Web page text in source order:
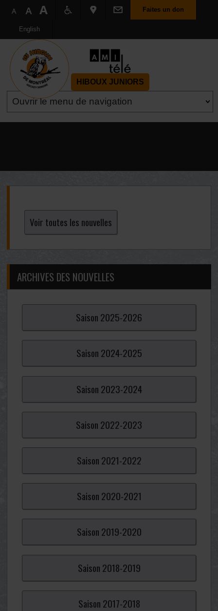
Faites un don
English
HIBOUX JUNIORS
Voir toutes les nouvelles
ARCHIVES DES NOUVELLES
Saison 2025-2026
Saison 2024-2025
Saison 2023-2024
Saison 2022-2023
Saison 2021-2022
Saison 2020-2021
Saison 2019-2020
Saison 2018-2019
Saison 2017-2018